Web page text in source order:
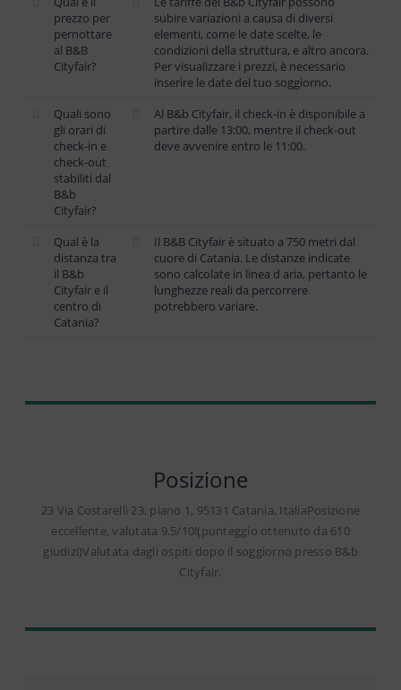
prezzo per
pernottare
al B&B
Cityfair?
subire variazioni a causa di diversi
elementi, come le date scelte, le
condizioni della struttura, e altro ancora.
Per visualizzare i prezzi, è necessario
inserire le date del tuo soggiorno.
Quali sono
gli orari di
check-in e
check-out
stabiliti dal
B&b
Cityfair?
Al B&b Cityfair, il check-in è disponibile a
partire dalle 13:00, mentre il check-out
deve avvenire entro le 11:00.
Qual è la
distanza tra
il B&b
Cityfair e il
centro di
Catania?
Il B&B Cityfair è situato a 750 metri dal
cuore di Catania. Le distanze indicate
sono calcolate in linea d aria, pertanto le
lunghezze reali da percorrere
potrebbero variare.
Posizione
23 Via Costarelli 23, piano 1, 95131 Catania, ItaliaPosizione
eccellente, valutata 9.5/10!(punteggio ottenuto da 610
giudizi)Valutata dagli ospiti dopo il soggiorno presso B&b
Cityfair.